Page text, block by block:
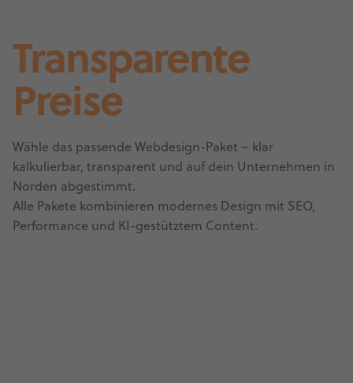
Transparente
Preise
Wähle das passende Webdesign-Paket – klar
kalkulierbar, transparent und auf dein Unternehmen in
Norden abgestimmt.
Alle Pakete kombinieren modernes Design mit SEO,
Performance und KI-gestütztem Content.